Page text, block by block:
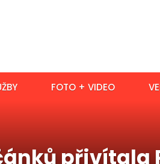
FOTO + VIDEO
přivítala